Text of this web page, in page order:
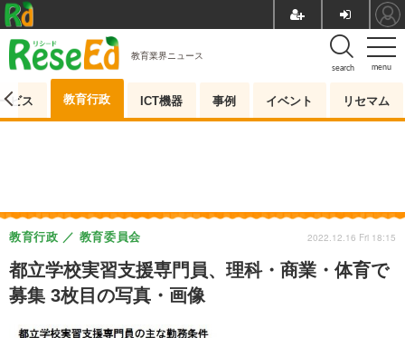
menu
search
教育業界ニュース
ビス 教育行政 ICT機器 事例 イベント リセマム
都立学校実習支援専門員、理科・商業・体育で
募集 3枚目の写真・画像
教育行政 教育委員会 2022.12.16 Fri 18:15